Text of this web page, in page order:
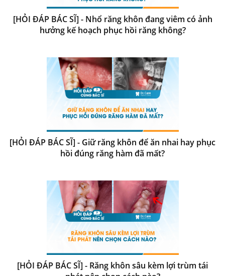
[HỎI ĐÁP BÁC SĨ] - Nhổ răng khôn đang viêm có ảnh
hưởng kế hoạch phục hồi răng không?
[HỎI ĐÁP BÁC SĨ] - Giữ răng khôn để ăn nhai hay phục
hồi đúng răng hàm đã mất?
[HỎI ĐÁP BÁC SĨ] - Răng khôn sâu kèm lợi trùm tái